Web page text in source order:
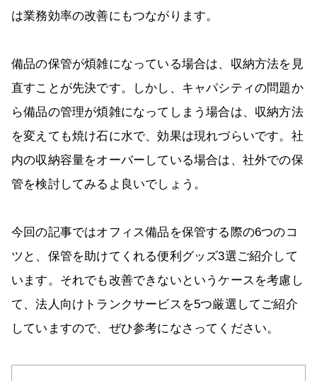
は業務効率の改善にもつながります。
備品の保管が煩雑になっている場合は、収納方法を見
直すことが先決です。しかし、キャパシティの問題か
ら備品の管理が煩雑になってしまう場合は、収納方法
を変えても焼け石に水で、効果は現れづらいです。社
内の収納容量をオーバーしている場合は、社外での保
管を検討してみるよ良いでしょう。
今回の記事ではオフィス備品を保管する際の6つのコ
ツと、保管を助けてくれる便利グッズ3選ご紹介して
います。それでも改善できないというケースを考慮し
て、法人向けトランクサービスを5つ厳選してご紹介
していますので、ぜひ参考になさってください。